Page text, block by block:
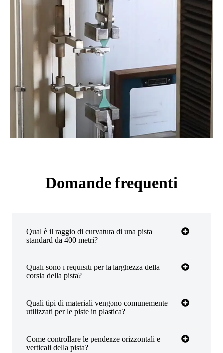
Domande frequenti
Qual è il raggio di curvatura di una pista
standard da 400 metri?
Quali sono i requisiti per la larghezza della
corsia della pista?
Quali tipi di materiali vengono comunemente
utilizzati per le piste in plastica?
Come controllare le pendenze orizzontali e
verticali della pista?